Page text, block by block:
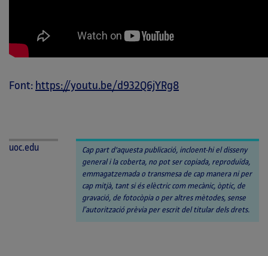
Font: https://youtu.be/d932Q6jYRg8
uoc.edu
Cap part d'aquesta publicació, incloent-hi el disseny
general i la coberta, no pot ser copiada, reproduïda,
emmagatzemada o transmesa de cap manera ni per
cap mitjà, tant si és elèctric com mecànic, òptic, de
gravació, de fotocòpia o per altres mètodes, sense
l’autorització prèvia per escrit del titular dels drets.